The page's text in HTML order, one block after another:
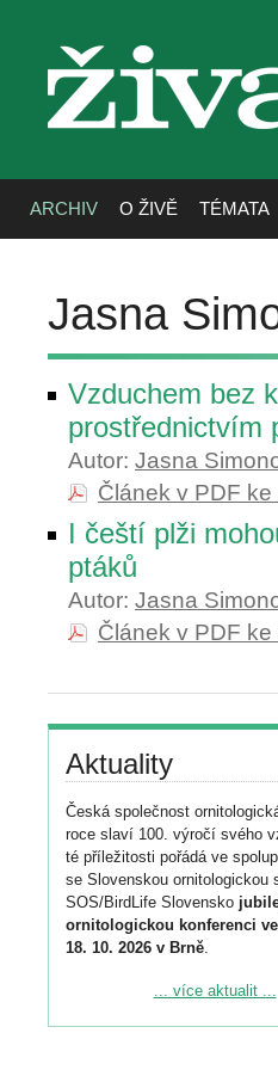
živa
ARCHIV O ŽIVĚ TÉMATA
Jasna
Vzduchem bez
prostřednictvím
Autor: Jasna
Článek v PDF
I čeští plži
ptáků
Autor: Jasna
Článek v PDF
Aktuality
Česká společnost
roce slaví 100. výročí svého
té příležitosti pořádá ve
se Slovenskou ornitologickou
SOS/BirdLife Slovensko
ornitologickou konferenci
18. 10. 2026 v Brně.
Podrobnější informace ke
... více aktualit ...